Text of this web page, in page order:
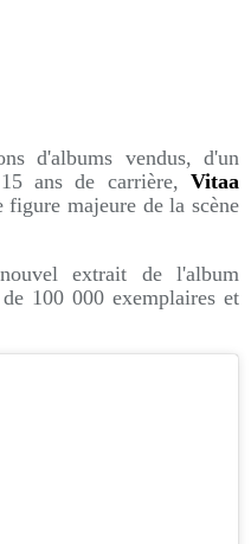
d'albums vendus, d'un
ans de carrière, Vitaa
figure majeure de la scène
extrait de l'album
100 000 exemplaires et